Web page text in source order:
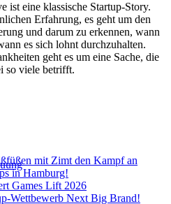
ist eine klassische Startup-Story.
Erfahrung, es geht um den
und darum zu erkennen, wann
es sich lohnt durchzuhalten.
geht es um eine Sache, die
so viele betrifft.
mit Zimt den Kampf an
in Hamburg!
Games Lift 2026
Wettbewerb Next Big Brand!